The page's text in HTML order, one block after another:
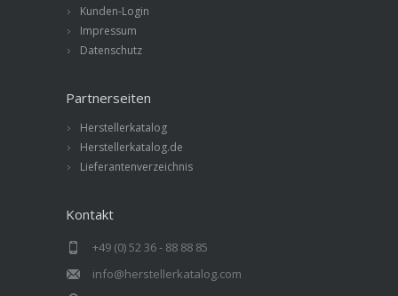
Kunden-Login
Impressum
Datenschutz
Partnerseiten
Herstellerkatalog
Herstellerkatalog.de
Lieferantenverzeichnis
Kontakt
+49 (0) 52 36 - 88 88 85
info@herstellerkatalog.com